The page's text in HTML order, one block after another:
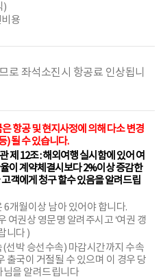
)
용
로 좌석소진시 항공료 인상됩니
항공 및 현지사정에 의해 다소 변경
) 될 수 있습니다.
제 12조 : 해외여행 실시함에 있어 여
이 계약체결시보다 2%이상 증감한
객에게 청구 할수 있음을 알려드립
개월이상 남아 있어야 합니다.
여권상 영문명 알려주시고 ‘여권 갱
니다 )
선박 승선수속) 마감시간까지 수속
출국이 거절될 수 있으며 이 경우 당
님을 알려드립니다